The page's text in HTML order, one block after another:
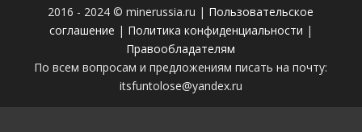
2016 - 2024 © minerussia.ru | Пользовательское
соглашение | Политика конфиденциальности |
Правообладателям
По всем вопросам и предложениям писать на почту:
itsfuntolose@yandex.ru